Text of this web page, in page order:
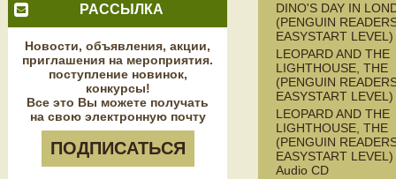
РАССЫЛКА
Новости, объявления, акции,
приглашения на мероприятия.
поступление новинок,
конкурсы!
Все это Вы можете получать
на свою электронную почту
ПОДПИСАТЬСЯ
DINO'S DAY IN
(PENGUIN
EASYSTART
LEOPARD AND THE
LIGHTHOUSE, THE
(PENGUIN
EASYSTART
LEOPARD AND THE
LIGHTHOUSE, THE
(PENGUIN
EASYSTART
Audio CD